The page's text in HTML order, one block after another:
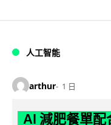
人工智能
arthur 1 日
AI 減肥餐單